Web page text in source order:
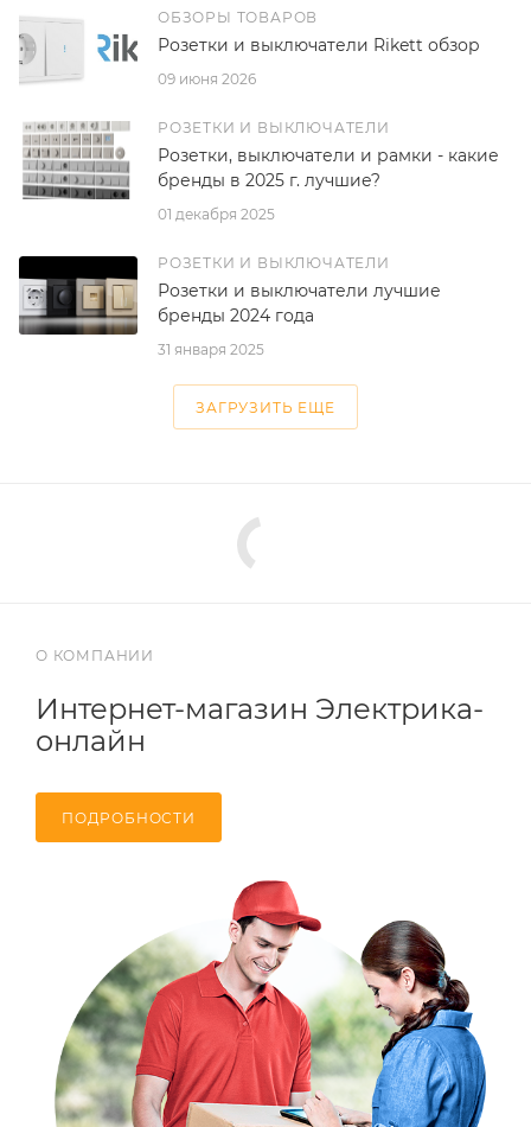
ОБЗОРЫ ТОВАРОВ
09 июня 2026
Розетки и выключатели Rikett обзор
РОЗЕТКИ И ВЫКЛЮЧАТЕЛИ
01 декабря 2025
Розетки, выключатели и рамки - какие
бренды в 2025 г. лучшие?
РОЗЕТКИ И ВЫКЛЮЧАТЕЛИ
31 января 2025
Розетки и выключатели лучшие
бренды 2024 года
ЗАГРУЗИТЬ ЕЩЕ
О КОМПАНИИ
Интернет-магазин Электрика-
онлайн
ПОДРОБНОСТИ